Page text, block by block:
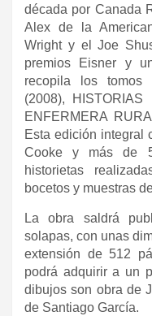
década por Canada
Alex de la
Wright y el Joe
premios Eisner y
recopila los tomos
(2008),
ENFERMERA
Esta edición integral
Cooke y más de
historietas
bocetos y muestras
La obra saldrá
solapas, con unas
extensión de 512
podrá adquirir a un
dibujos son obra de
de Santiago García.